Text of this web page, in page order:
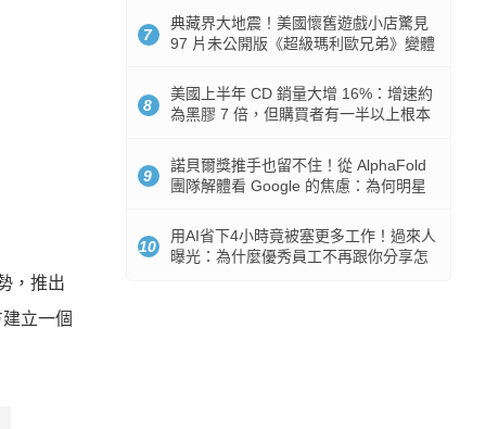
，推出
立一個
7
典藏界大地震！美國懷舊遊戲小店驚見
97 片未公開版《超級瑪利歐兄弟》變體
8
美國上半年 CD 銷量大增 16%：增速約
為黑膠 7 倍，但購買者有一半以上根本
9
諾貝爾獎推手也留不住！從 AlphaFold
團隊解體看 Google 的焦慮：為何明星
10
用AI省下4小時竟被塞更多工作！過來人
曝光：為什麼優秀員工不再跟你分享怎